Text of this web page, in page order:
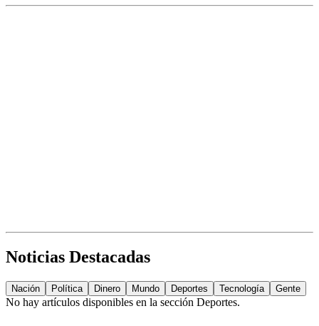
Noticias Destacadas
Nación Política Dinero Mundo Deportes Tecnología Gente
No hay artículos disponibles en la sección Deportes.